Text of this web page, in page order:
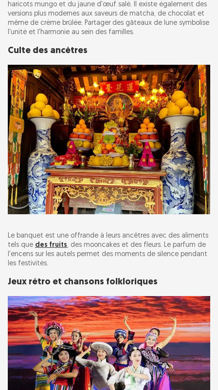
haricots mungo et du jaune d'œuf salé. Il existe également des
versions plus modernes aux saveurs de matcha, de chocolat et
même de crème brûlée. Partager des gâteaux de lune symbolise
l'unité et l'harmonie au sein des familles.
Culte des ancêtres
Le banquet est une offrande à leurs ancêtres avec des aliments
tels que des fruits, des mooncakes et des fleurs. Le parfum de
l'encens sur les autels permet des moments de silence pendant
les festivités.
Jeux rétro et chansons folkloriques